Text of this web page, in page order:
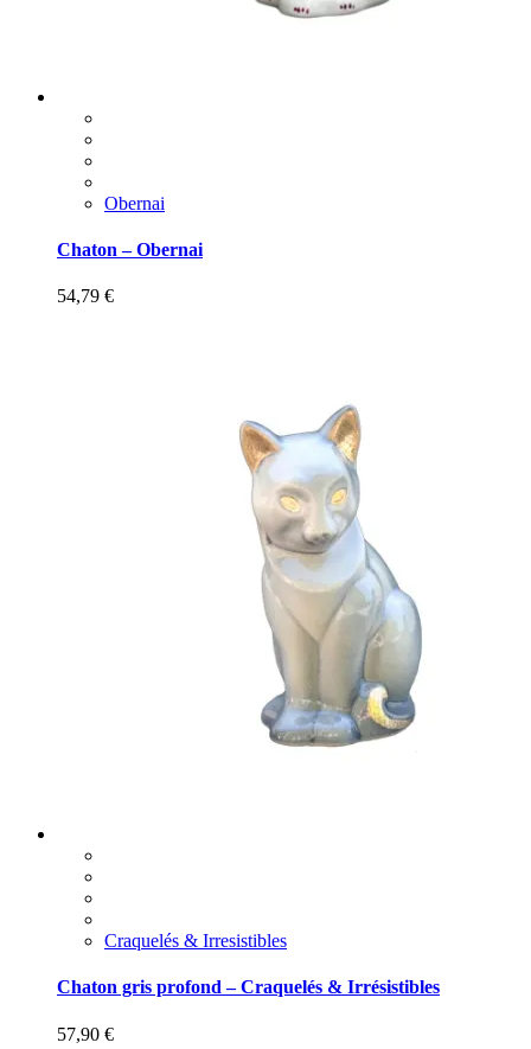
Obernai
Chaton – Obernai
54,79 €
Craquelés & Irresistibles
Chaton gris profond – Craquelés & Irrésistibles
57,90 €